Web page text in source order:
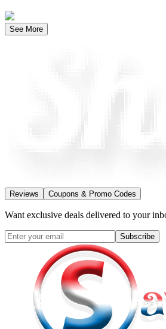
See More
Reviews Coupons & Promo Codes
Want exclusive deals delivered to your
Subscribe